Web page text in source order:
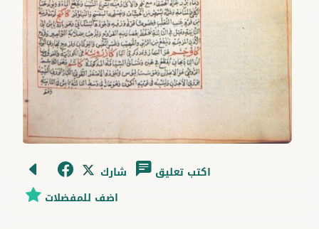
شارك
اكتب تعليق
اضف للمفضلات